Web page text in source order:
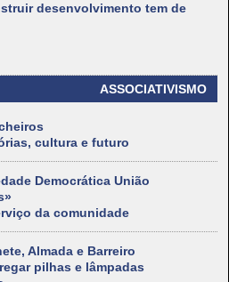
desenvolvimento tem de
ASSOCIATIVISMO
cultura e futuro
Democrática União
da comunidade
Almada e Barreiro
pilhas e lâmpadas